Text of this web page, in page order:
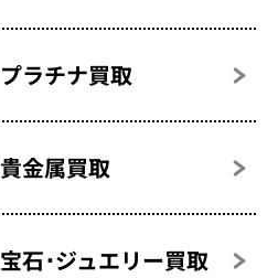
プラチナ買取
貴金属買取
宝石･ジュエリー買取